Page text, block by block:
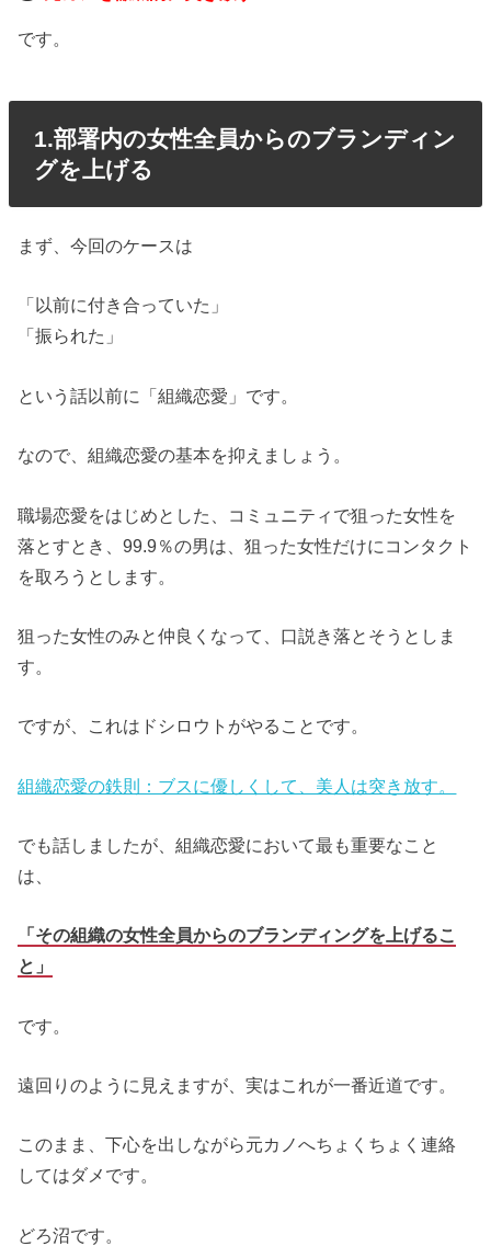
です。
1.部署内の女性全員からのブランディン
グを上げる
まず、今回のケースは
「以前に付き合っていた」
「振られた」
という話以前に「組織恋愛」です。
なので、組織恋愛の基本を抑えましょう。
職場恋愛をはじめとした、コミュニティで狙った女性を
落とすとき、99.9％の男は、狙った女性だけにコンタクト
を取ろうとします。
狙った女性のみと仲良くなって、口説き落とそうとしま
す。
ですが、これはドシロウトがやることです。
組織恋愛の鉄則：ブスに優しくして、美人は突き放す。
でも話しましたが、組織恋愛において最も重要なこと
は、
「その組織の女性全員からのブランディングを上げるこ
と」
です。
遠回りのように見えますが、実はこれが一番近道です。
このまま、下心を出しながら元カノへちょくちょく連絡
してはダメです。
どろ沼です。